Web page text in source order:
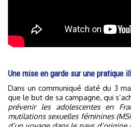
Une mise en garde sur une pratique
Dans un communiqué daté du 3 mars, l’association explique
que le but de sa campagne, qui
prévenir les adolescentes en
mutilations sexuelles féminines